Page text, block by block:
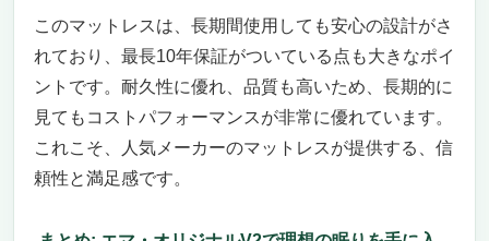
このマットレスは、長期間使用しても安心の設計がさ
れており、最長10年保証がついている点も大きなポイ
ントです。耐久性に優れ、品質も高いため、長期的に
見てもコストパフォーマンスが非常に優れています。
これこそ、人気メーカーのマットレスが提供する、信
頼性と満足感です。